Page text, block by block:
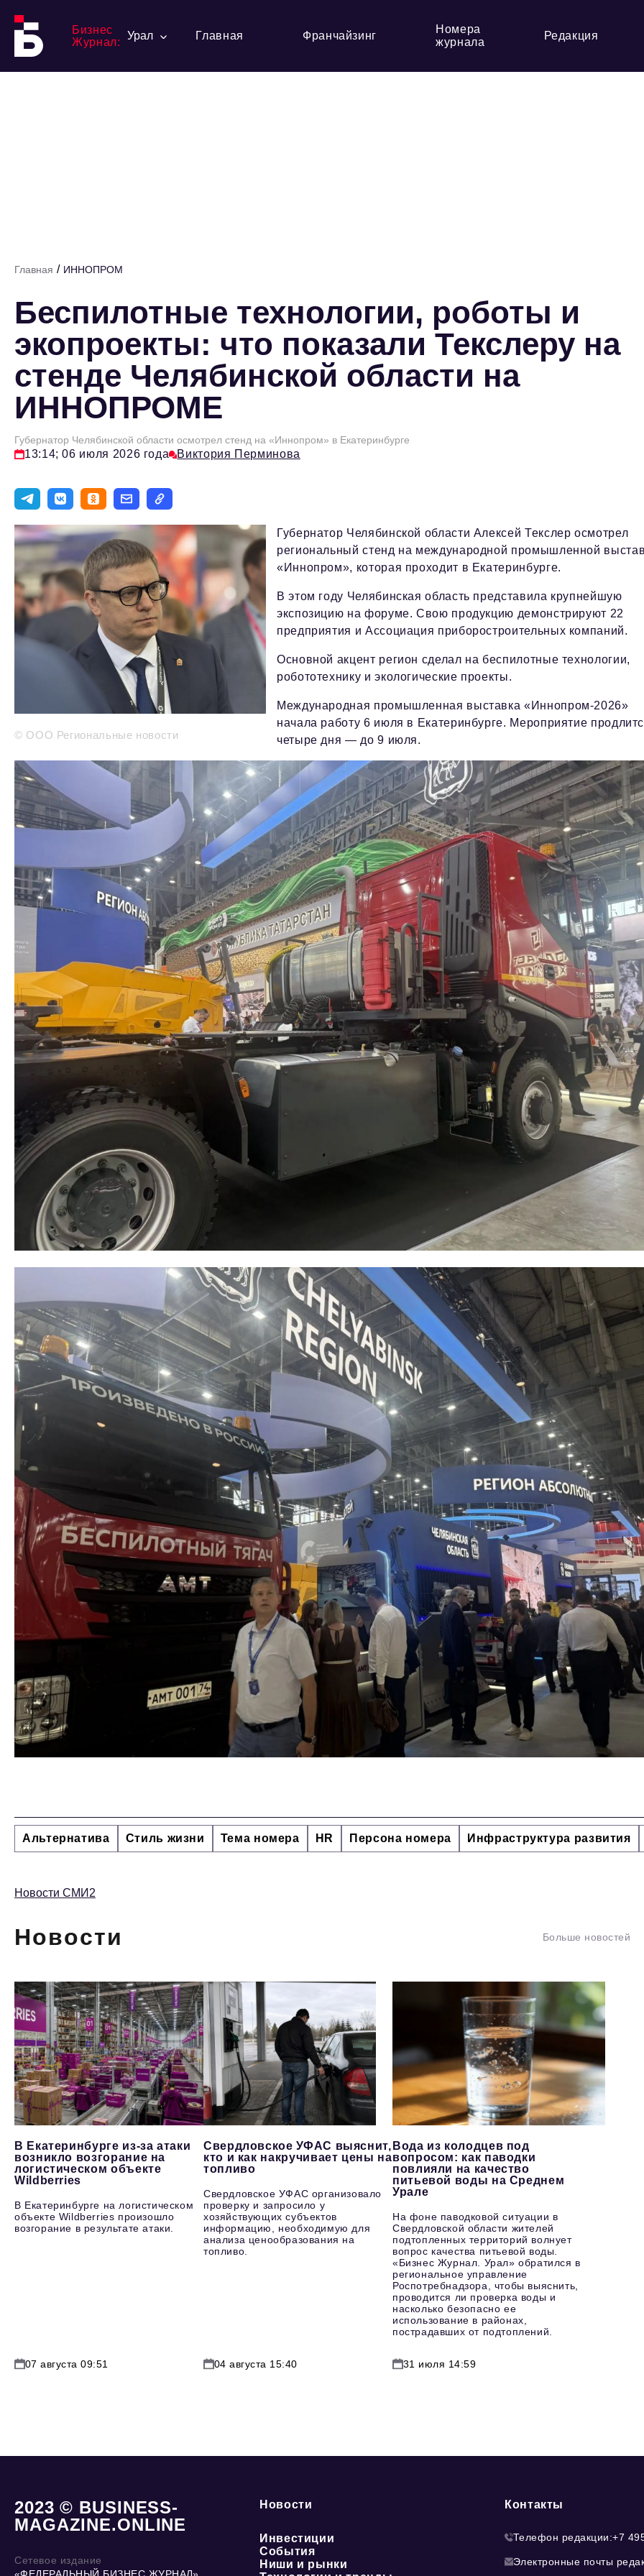
Бизнес
Журнал:
Урал Главная Франчайзинг
Номера
журнала
Редакция
Главная / ИННОПРОМ
Беспилотные технологии, роботы и
экопроекты: что показали Текслеру на
стенде Челябинской области на
ИННОПРОМЕ
Губернатор Челябинской области осмотрел стенд на «Иннопром» в Екатеринбурге
13:14; 06 июля 2026 года Виктория Перминова
© ООО Региональные новости
Губернатор Челябинской области Алексей Текслер осмотрел
региональный стенд на международной промышленной
«Иннопром», которая проходит в Екатеринбурге.
В этом году Челябинская область представила крупнейшую
экспозицию на форуме. Свою продукцию демонстрируют 22
предприятия и Ассоциация приборостроительных компаний.
Основной акцент регион сделал на беспилотные технологии,
робототехнику и экологические проекты.
Международная промышленная выставка «Иннопром-2026»
начала работу 6 июля в Екатеринбурге. Мероприятие
четыре дня — до 9 июля.
Альтернатива Стиль жизни Тема номера HR Персона номера Инфраструктура развития
Новости СМИ2
Новости Больше новостей
В Екатеринбурге из-за атаки
возникло возгорание на
логистическом объекте
Wildberries
В Екатеринбурге на логистическом
объекте Wildberries произошло
возгорание в результате атаки.
07 августа 09:51
Свердловское УФАС выяснит,
кто и как накручивает цены на
топливо
Свердловское УФАС организовало
проверку и запросило у
хозяйствующих субъектов
информацию, необходимую для
анализа ценообразования на
топливо.
04 августа 15:40
Вода из колодцев под
вопросом: как паводки
повлияли на качество
питьевой воды на Среднем
Урале
На фоне паводковой ситуации в
Свердловской области жителей
подтопленных территорий волнует
вопрос качества питьевой воды.
«Бизнес Журнал. Урал» обратился в
региональное управление
Роспотребнадзора, чтобы выяснить,
проводится ли проверка воды и
насколько безопасно ее
использование в районах,
пострадавших от подтоплений.
31 июля 14:59
2023 © BUSINESS-
MAGAZINE.ONLINE
Сетевое издание
Новости
Инвестиции
События
Ниши и рынки
Контакты
Телефон редакции:+7
Электронные почты